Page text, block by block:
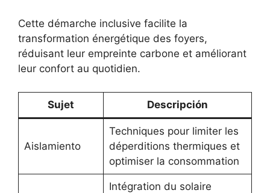
Cette démarche inclusive facilite la
transformation énergétique des foyers,
réduisant leur empreinte carbone et améliorant
leur confort au quotidien.
Sujet Descripción
Aislamiento
Techniques pour limiter les
déperditions thermiques et
optimiser la consommation
Intégration du solaire